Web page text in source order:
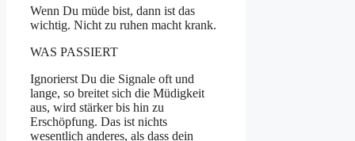
Wenn Du müde bist, dann ist das
wichtig. Nicht zu ruhen macht krank.
WAS PASSIERT
Ignorierst Du die Signale oft und
lange, so breitet sich die Müdigkeit
aus, wird stärker bis hin zu
Erschöpfung. Das ist nichts
wesentlich anderes, als dass dein